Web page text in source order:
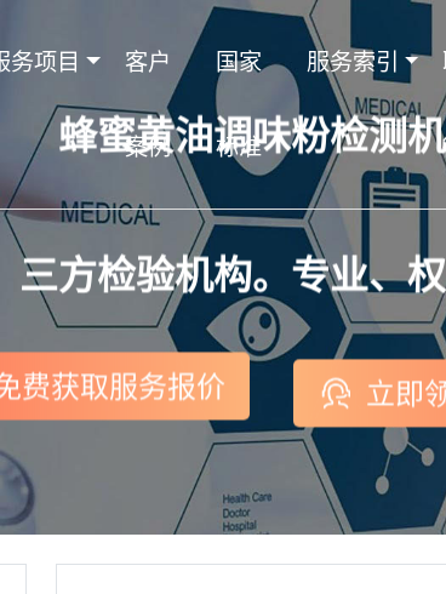
务项目 客户
案例
国家
标准
服务索引
蜂蜜黄油调味粉检测
方检验机构。专业、
费获取服务报价 立即